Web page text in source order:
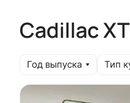
Cadillac
Год выпуска Тип